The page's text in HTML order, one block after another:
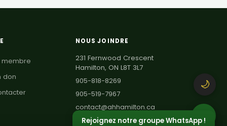
Rejoignez notre groupe WhatsApp !
🌙
💬
membre
don
NOUS JOINDRE
231 Fernwood Crescent
Hamilton, ON L8T 3L7
905-818-8269
905-519-7967
contact@ahhamilton.ca